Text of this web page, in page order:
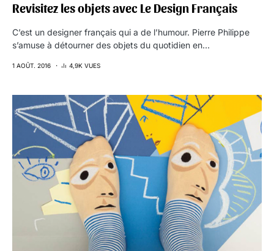
Revisitez les objets avec Le Design Français
C’est un designer français qui a de l’humour. Pierre Philippe
s’amuse à détourner des objets du quotidien en…
1 AOÛT. 2016 4,9K VUES